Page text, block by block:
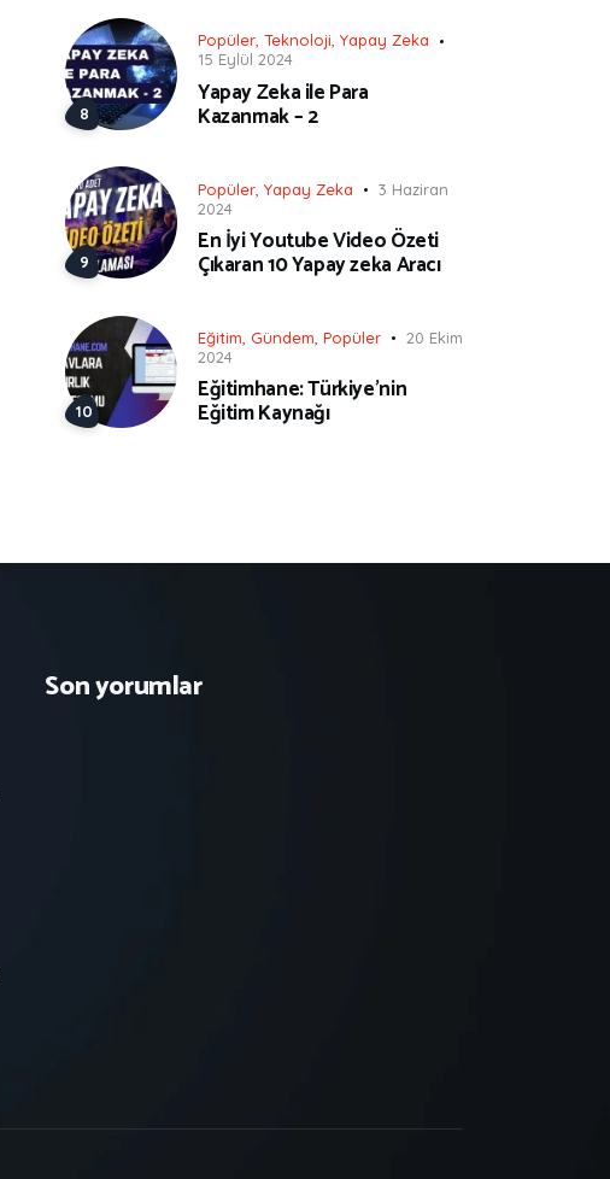
Popüler, Teknoloji, Yapay Zeka
15 Eylül 2024
Yapay Zeka ile Para
Kazanmak – 2
Popüler Yapay Zeka
3 Haziran
2024
En İyi Youtube Video Özeti
Çıkaran 10 Yapay zeka Aracı
Eğitim Gündem Popüler
20 Ekim
2024
Eğitimhane: Türkiye’nin
Eğitim Kaynağı
Son yorumlar